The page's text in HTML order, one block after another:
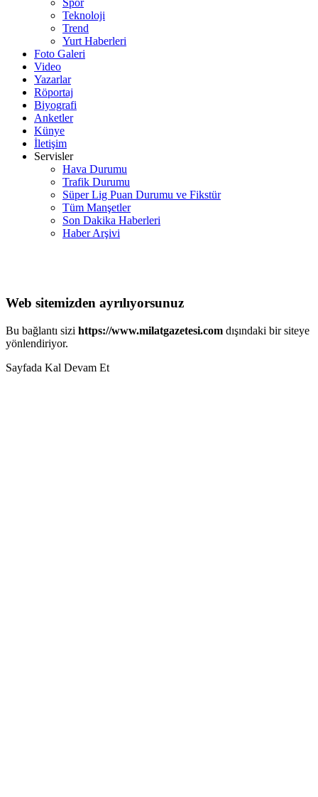
Teknoloji
Trend
Yurt Haberleri
Foto Galeri
Video
Yazarlar
Röportaj
Biyografi
Anketler
Künye
İletişim
Servisler
Hava Durumu
Trafik Durumu
Süper Lig Puan Durumu ve Fikstür
Tüm Manşetler
Son Dakika Haberleri
Haber Arşivi
Web sitemizden ayrılıyorsunuz
Bu bağlantı sizi https://www.milatgazetesi.com dışındaki bir siteye
yönlendiriyor.
Sayfada Kal Devam Et